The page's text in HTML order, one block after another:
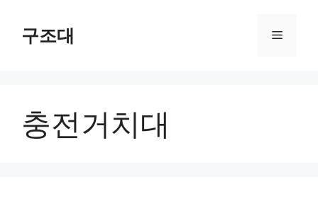
구조대 메
충전거치대